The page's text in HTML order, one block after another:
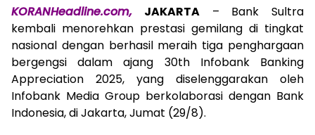
KORANHeadline.com, JAKARTA– Bank Sultra
kembali menorehkan prestasi gemilang di tingkat
nasional dengan berhasil meraih tiga penghargaan
bergengsi dalam ajang 30th Infobank Banking
Appreciation 2025, yang diselenggarakan oleh
Infobank Media Group berkolaborasi dengan Bank
Indonesia, di Jakarta, Jumat (29/8).